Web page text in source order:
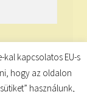
kal kapcsolatos EU-s
hogy az oldalon
használunk,